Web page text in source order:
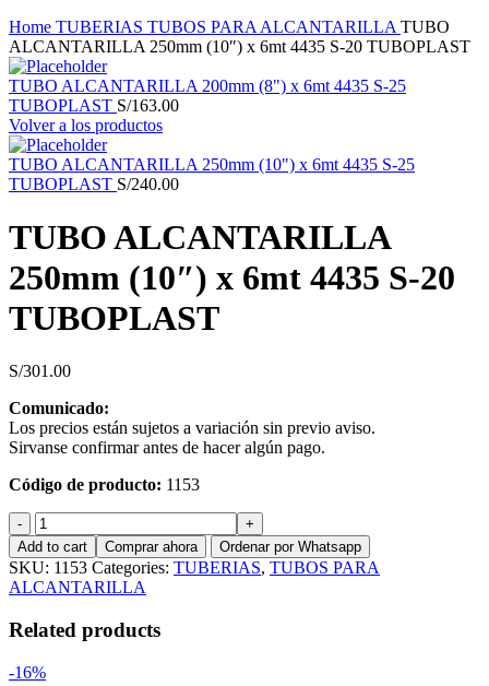
Home TUBERIAS TUBOS PARA ALCANTARILLA TUBO
ALCANTARILLA 250mm (10″) x 6mt 4435 S-20 TUBOPLAST
TUBO ALCANTARILLA 200mm (8") x 6mt 4435 S-25
TUBOPLAST S/163.00
Volver a los productos
TUBO ALCANTARILLA 250mm (10") x 6mt 4435 S-25
TUBOPLAST S/240.00
TUBO ALCANTARILLA
250mm (10″) x 6mt 4435 S-20
TUBOPLAST
S/301.00
Comunicado:
Los precios están sujetos a variación sin previo aviso.
Sirvanse confirmar antes de hacer algún pago.
Código de producto: 1153
TUBO
ALCANTARILLA
250mm
(10")
x
6mt
4435
20
Add to cart Comprar ahora Ordenar por Whatsapp
SKU: 1153 Categories: TUBERIAS, TUBOS PARA
ALCANTARILLA
Related products
-16%